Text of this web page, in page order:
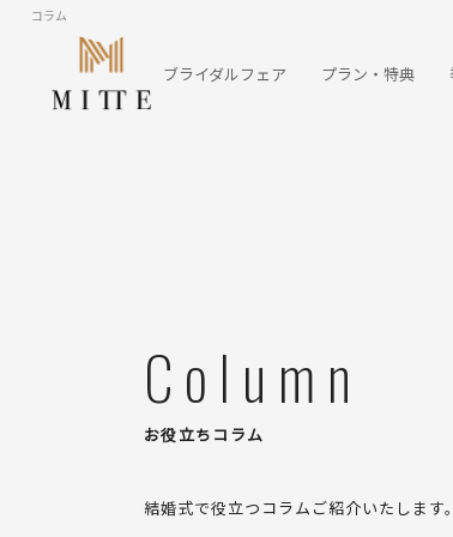
コラム
ブライダルフェア プラン・特典
Column
お役立ちコラム
結婚式で役立つコラムご紹介いたします。